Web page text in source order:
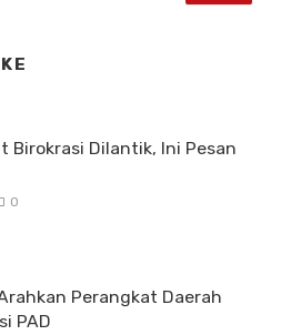
Birokrasi Dilantik, Ini Pesan
0
Perangkat Daerah
PAD